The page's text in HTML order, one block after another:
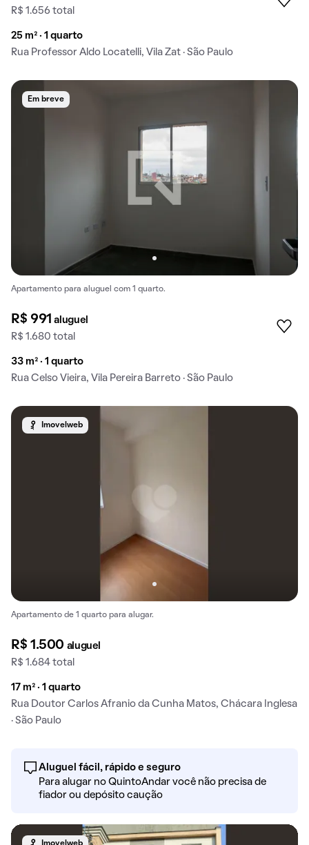
R$ 1.656 total
25 m² · 1 quarto
Rua Professor Aldo Locatelli, Vila Zat · São Paulo
Em breve
Apartamento para aluguel com 1 quarto.
R$ 991aluguel
R$ 1.680 total
33 m² · 1 quarto
Rua Celso Vieira, Vila Pereira Barreto · São Paulo
Imovelweb
Apartamento de 1 quarto para alugar.
R$ 1.500 aluguel
R$ 1.684 total
17 m² · 1 quarto
Rua Doutor Carlos Afranio da Cunha Matos, Chácara Inglesa
· São Paulo
Aluguel fácil, rápido e seguro
Para alugar no QuintoAndar você não precisa de
fiador ou depósito caução